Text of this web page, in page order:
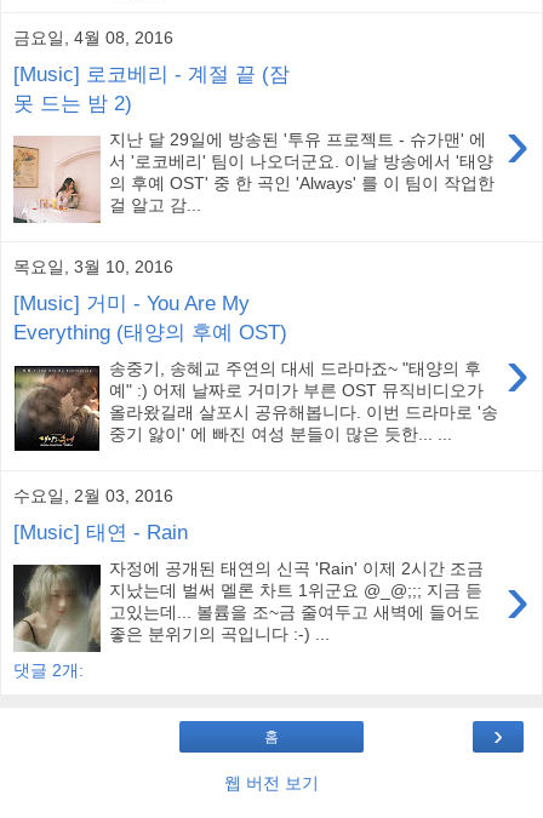
금요일, 4월 08, 2016
[Music] 로코베리 - 계절 끝 (잠
못 드는 밤 2)
›
지난 달 29일에 방송된 '투유 프로젝트 - 슈가맨' 에
서 '로코베리' 팀이 나오더군요. 이날 방송에서 '태양
의 후예 OST' 중 한 곡인 'Always' 를 이 팀이 작업한
걸 알고 감...
목요일, 3월 10, 2016
[Music] 거미 - You Are My
Everything (태양의 후예 OST)
›
송중기, 송혜교 주연의 대세 드라마죠~ "태양의 후
예" :) 어제 날짜로 거미가 부른 OST 뮤직비디오가
올라왔길래 살포시 공유해봅니다. 이번 드라마로 '송
중기 앓이' 에 빠진 여성 분들이 많은 듯한... ...
수요일, 2월 03, 2016
[Music] 태연 - Rain
›
자정에 공개된 태연의 신곡 'Rain' 이제 2시간 조금
지났는데 벌써 멜론 차트 1위군요 @_@;;; 지금 듣
고있는데... 볼륨을 조~금 줄여두고 새벽에 들어도
좋은 분위기의 곡입니다 :-) ...
댓글 2개:
›
홈
웹 버전 보기